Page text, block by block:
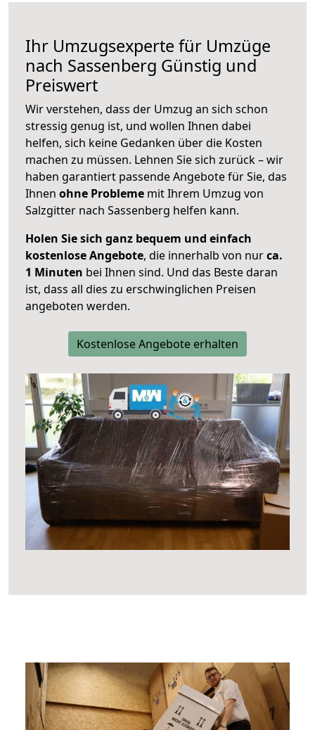
Ihr Umzugsexperte für Umzüge
nach Sassenberg Günstig und
Preiswert
Wir verstehen, dass der Umzug an sich schon
stressig genug ist, und wollen Ihnen dabei
helfen, sich keine Gedanken über die Kosten
machen zu müssen. Lehnen Sie sich zurück – wir
haben garantiert passende Angebote für Sie, das
Ihnen ohne Probleme mit Ihrem Umzug von
Salzgitter nach Sassenberg helfen kann.
Holen Sie sich ganz bequem und einfach
kostenlose Angebote, die innerhalb von nurca.
1 Minuten bei Ihnen sind. Und das Beste daran
ist, dass all dies zu erschwinglichen Preisen
angeboten werden.
Kostenlose Angebote erhalten